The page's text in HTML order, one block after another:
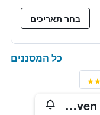
בחר תאריכים
כל המסננים
Holiday Inn Eindhoven Centre